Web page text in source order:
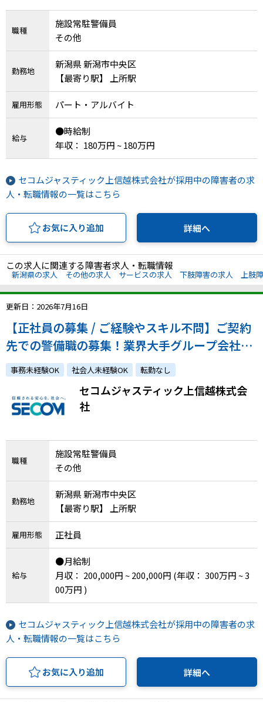
職種
施設常駐警備員
その他
勤務地
新潟県 新潟市中央区
【最寄り駅】 上所駅
雇用形態 パート・アルバイト
給与
●時給制
年収： 180万円 ~ 180万円
セコムジャスティック上信越株式会社が採用中の障害者の求
人・転職情報の一覧はこちら
お気に入り追加 詳細へ
この求人に関連する障害者求人・転職情報
新潟県の求人 その他の求人 サービスの求人 下肢障害の求人 上肢
更新日：2026年7月16日
【正社員の募集 / ご経験やスキル不問】ご契約
先での警備職の募集！業界大手グループ会社の
安定した環境で働きませんか？
事務未経験OK 社会人未経験OK 転勤なし
セコムジャスティック上信越株式会
社
職種
施設常駐警備員
その他
勤務地
新潟県 新潟市中央区
【最寄り駅】 上所駅
雇用形態 正社員
給与
●月給制
月収： 200,000円 ~ 200,000円 (年収： 300万円 ~ 3
00万円 )
セコムジャスティック上信越株式会社が採用中の障害者の求
人・転職情報の一覧はこちら
お気に入り追加 詳細へ